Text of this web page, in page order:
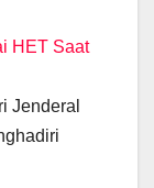
e
n
y
n
HET Saat
Jenderal